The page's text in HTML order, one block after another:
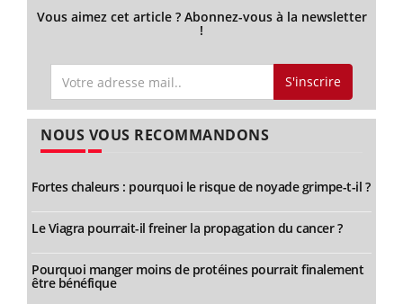
Vous aimez cet article ? Abonnez-vous à la newsletter
!
S'inscrire
NOUS VOUS RECOMMANDONS
Fortes chaleurs : pourquoi le risque de noyade grimpe-t-il ?
Le Viagra pourrait-il freiner la propagation du cancer ?
Pourquoi manger moins de protéines pourrait finalement
être bénéfique